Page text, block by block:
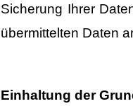
Sicherung Ihrer
übermittelten Daten
Einhaltung der